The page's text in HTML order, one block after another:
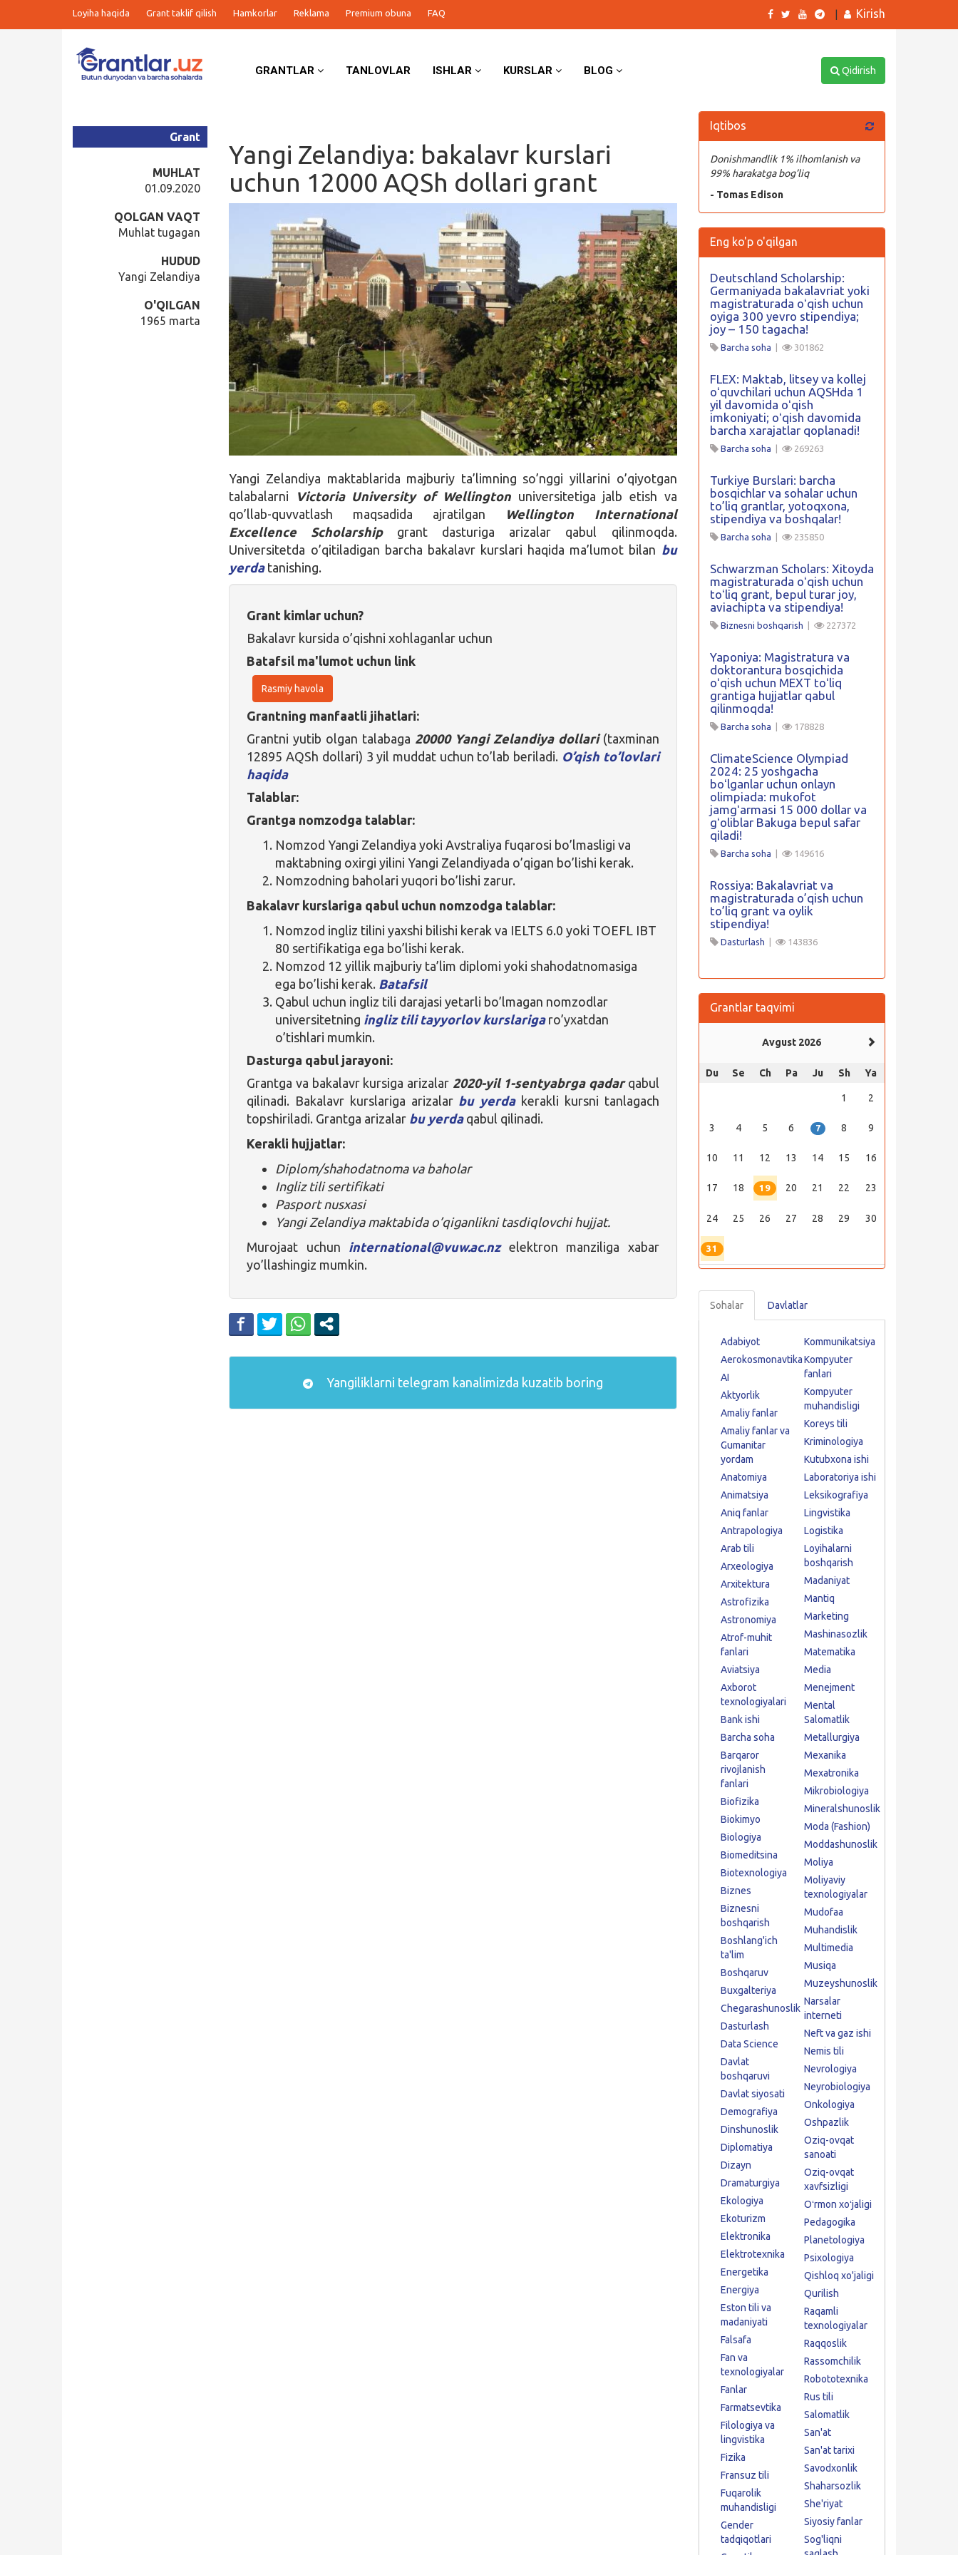
Loyiha haqida Grant taklif qilish Hamkorlar Reklama Premium obuna FAQ Kirish
GRANTLAR TANLOVLAR ISHLAR KURSLAR BLOG Qidirish
Yangi Zelandiya: bakalavr kurslari
uchun 12000 AQSh dollari grant
Grant
MUHLAT
01.09.2020
QOLGAN VAQT
Muhlat tugagan
HUDUD
Yangi Zelandiya
O'QILGAN
1965 marta
Yangi Zelandiya maktablarida majburiy ta’limning so’nggi yillarini o’qiyotgan
talabalarni Victoria University of Wellington universitetiga jalb etish va
qo’llab-quvvatlash maqsadida ajratilgan
Wellington International
Excellence Scholarshipgrant dasturiga arizalar qabul qilinmoqda.
Universitetda o’qitiladigan barcha bakalavr kurslari haqida ma’lumot bilan bu
yerdatanishing.
Grant kimlar uchun?
Bakalavr kursida o’qishni xohlaganlar uchun
Batafsil ma'lumot uchun link
Rasmiy havola
Grantning manfaatli jihatlari:
Grantni yutib olgan talabaga 20000 Yangi Zelandiya dollari(taxminan
12895 AQSh dollari) 3 yil muddat uchun to’lab beriladi. O’qish to’lovlari
haqida
Talablar:
Grantga nomzodga talablar:
Nomzod Yangi Zelandiya yoki Avstraliya fuqarosi bo’lmasligi va
maktabning oxirgi yilini Yangi Zelandiyada o’qigan bo’lishi kerak.
Nomzodning baholari yuqori bo’lishi zarur.
Bakalavr kurslariga qabul uchun nomzodga talablar:
Nomzod ingliz tilini yaxshi bilishi kerak va IELTS 6.0 yoki TOEFL IBT
80 sertifikatiga ega bo’lishi kerak.
Nomzod 12 yillik majburiy ta’lim diplomi yoki shahodatnomasiga
ega bo’lishi kerak. Batafsil
Qabul uchun ingliz tili darajasi yetarli bo’lmagan nomzodlar
universitetning ingliz tili tayyorlov kurslarigaro’yxatdan
o’tishlari mumkin.
Dasturga qabul jarayoni:
Grantga va bakalavr kursiga arizalar 2020-yil 1-sentyabrga qadarqabul
qilinadi. Bakalavr kurslariga arizalar bu yerdakerakli kursni tanlagach
topshiriladi. Grantga arizalar bu yerdaqabul qilinadi.
Kerakli hujjatlar:
Diplom/shahodatnoma va baholar
Ingliz tili sertifikati
Pasport nusxasi
Yangi Zelandiya maktabida o’qiganlikni tasdiqlovchi hujjat.
Murojaat uchun international@vuw.ac.nzelektron manziliga xabar
yo’llashingiz mumkin.
Yangiliklarni telegram kanalimizda kuzatib boring
Iqtibos
Donishmandlik 1% ilhomlanish va
99% harakatga bog’liq
- Tomas Edison
Eng ko'p o'qilgan
Deutschland Scholarship:
Germaniyada bakalavriat yoki
magistraturada oʻqish uchun
oyiga 300 yevro stipendiya;
joy – 150 tagacha!
Barcha soha 301862
FLEX: Maktab, litsey va kollej
oʻquvchilari uchun AQSHda 1
yil davomida oʻqish
imkoniyati; oʻqish davomida
barcha xarajatlar qoplanadi!
Barcha soha 269263
Turkiye Burslari: barcha
bosqichlar va sohalar uchun
to’liq grantlar, yotoqxona,
stipendiya va boshqalar!
Barcha soha 235850
Schwarzman Scholars: Xitoyda
magistraturada oʻqish uchun
toʻliq grant, bepul turar joy,
aviachipta va stipendiya!
Biznesni boshqarish 227372
Yaponiya: Magistratura va
doktorantura bosqichida
oʻqish uchun MEXT toʻliq
grantiga hujjatlar qabul
qilinmoqda!
Barcha soha 178828
ClimateScience Olympiad
2024: 25 yoshgacha
boʻlganlar uchun onlayn
olimpiada: mukofot
jamgʻarmasi 15 000 dollar va
gʻoliblar Bakuga bepul safar
qiladi!
Barcha soha 149616
Rossiya: Bakalavriat va
magistraturada o’qish uchun
to’liq grant va oylik
stipendiya!
Dasturlash 143836
Grantlar taqvimi
Avgust 2026
Du Se Ch Pa Ju Sh Ya
1 2
3 4 5 6 7 8 9
10 11 12 13 14 15 16
17 18 19 20 21 22 23
24 25 26 27 28 29 30
31
Sohalar Davlatlar
Adabiyot
Aerokosmonavtika
AI
Aktyorlik
Amaliy fanlar
Amaliy fanlar va
Gumanitar
yordam
Anatomiya
Animatsiya
Aniq fanlar
Antrapologiya
Arab tili
Arxeologiya
Arxitektura
Astrofizika
Astronomiya
Atrof-muhit
fanlari
Aviatsiya
Axborot
texnologiyalari
Bank ishi
Barcha soha
Barqaror
rivojlanish
fanlari
Biofizika
Biokimyo
Biologiya
Biomeditsina
Biotexnologiya
Biznes
Biznesni
boshqarish
Boshlang'ich
ta'lim
Boshqaruv
Buxgalteriya
Chegarashunoslik
Dasturlash
Data Science
Davlat
boshqaruvi
Davlat siyosati
Demografiya
Dinshunoslik
Diplomatiya
Dizayn
Dramaturgiya
Ekologiya
Ekoturizm
Elektronika
Elektrotexnika
Energetika
Energiya
Eston tili va
madaniyati
Falsafa
Fan va
texnologiyalar
Fanlar
Farmatsevtika
Filologiya va
lingvistika
Fizika
Fransuz tili
Fuqarolik
muhandisligi
Gender
tadqiqotlari
Kommunikatsiya
Kompyuter
fanlari
Kompyuter
muhandisligi
Koreys tili
Kriminologiya
Kutubxona ishi
Laboratoriya ishi
Leksikografiya
Lingvistika
Logistika
Loyihalarni
boshqarish
Madaniyat
Mantiq
Marketing
Mashinasozlik
Matematika
Media
Menejment
Mental
Salomatlik
Metallurgiya
Mexanika
Mexatronika
Mikrobiologiya
Mineralshunoslik
Moda (Fashion)
Moddashunoslik
Moliya
Moliyaviy
texnologiyalar
Mudofaa
Muhandislik
Multimedia
Musiqa
Muzeyshunoslik
Narsalar
interneti
Neft va gaz ishi
Nemis tili
Nevrologiya
Neyrobiologiya
Onkologiya
Oshpazlik
Oziq-ovqat
sanoati
Oziq-ovqat
xavfsizligi
Oʻrmon xoʻjaligi
Pedagogika
Planetologiya
Psixologiya
Qishloq xo'jaligi
Qurilish
Raqamli
texnologiyalar
Raqqoslik
Rassomchilik
Robototexnika
Rus tili
Salomatlik
San'at
San'at tarixi
Savodxonlik
Shaharsozlik
She'riyat
Siyosiy fanlar
Sog'liqni